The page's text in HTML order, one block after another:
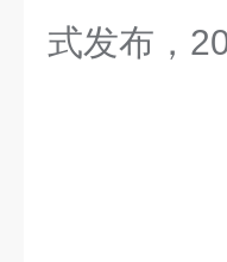
式发布，